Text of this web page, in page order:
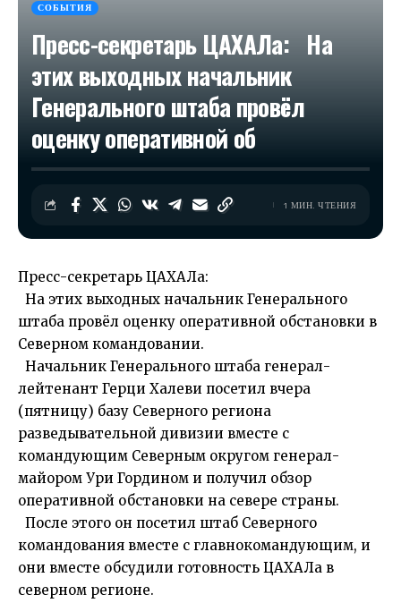
СОБЫТИЯ
Пресс-секретарь ЦАХАЛа: На
этих выходных начальник
Генерального штаба провёл
оценку оперативной об
1 МИН. ЧТЕНИЯ
Пресс-секретарь ЦАХАЛа:
На этих выходных начальник Генерального
штаба провёл оценку оперативной обстановки в
Северном командовании.
Начальник Генерального штаба генерал-
лейтенант Герци Халеви посетил вчера
(пятницу) базу Северного региона
разведывательной дивизии вместе с
командующим Северным округом генерал-
майором Ури Гордином и получил обзор
оперативной обстановки на севере страны.
После этого он посетил штаб Северного
командования вместе с главнокомандующим, и
они вместе обсудили готовность ЦАХАЛа в
северном регионе.